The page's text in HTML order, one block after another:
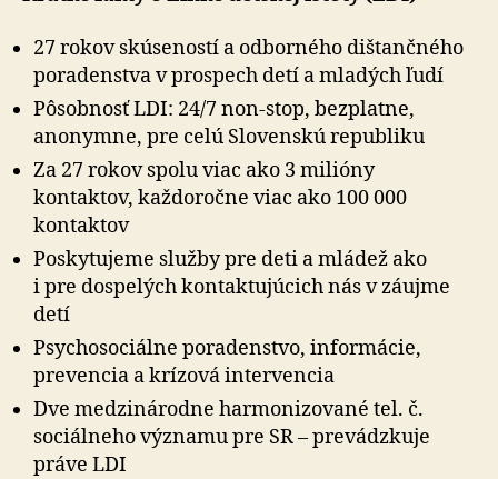
27 rokov skúseností a odborného dištančného
poradenstva v prospech detí a mladých ľudí
Pôsobnosť LDI: 24/7 non-stop, bezplatne,
anonymne, pre celú Slovenskú republiku
Za 27 rokov spolu viac ako 3 milióny
kontaktov, každoročne viac ako 100 000
kontaktov
Poskytujeme služby pre deti a mládež ako
i pre dospelých kontaktujúcich nás v záujme
detí
Psychosociálne poradenstvo, informácie,
prevencia a krízová intervencia
Dve medzinárodne harmonizované tel. č.
sociálneho významu pre SR – pre­vádz­ku­je
práve LDI